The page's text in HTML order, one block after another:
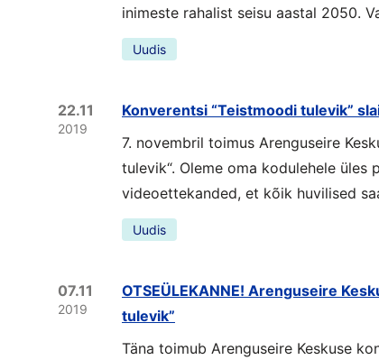
inimeste rahalist seisu aastal 2050.
Uudis
22.11
2019
Konverentsi “Teistmoodi tulevik”
7. novembril toimus Arenguseire
tulevik“. Oleme oma kodulehele üles
videoettekanded, et kõik huvilised
Uudis
07.11
2019
OTSEÜLEKANNE! Arenguseire
tulevik”
Täna toimub Arenguseire Keskuse